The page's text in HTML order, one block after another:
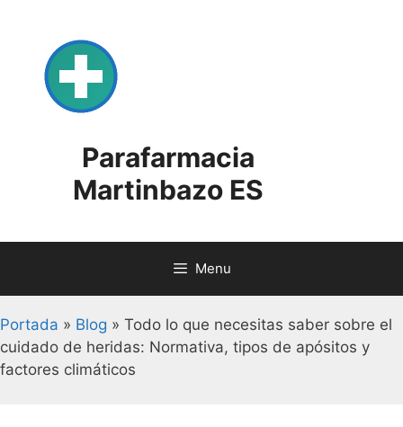
content
Parafarmacia
Martinbazo ES
Menu
Portada » Blog » Todo lo que necesitas saber sobre el
cuidado de heridas: Normativa, tipos de apósitos y
factores climáticos